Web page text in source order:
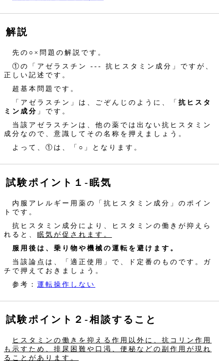
解説
先の○×問題の解説です。
①の「アゼラスチン --- 抗ヒスタミン成分」ですが、
正しい記述です。
超基本問題です。
「アゼラスチン」は、ごぞんじのように、「 抗ヒスタ
ミン成分 」です。
当該アゼラスチンは、他の薬では出ない抗ヒスタミン
成分なので、意識してその名称を押えましょう。
よって、①は、「○」となります。
試験ポイント１‐眠気
内服アレルギー用薬の「抗ヒスタミン成分」のポイン
トです。
抗ヒスタミン成分により、ヒスタミンの働きが抑えら
れると、 眠気が促されます。
服用後は、乗り物や機械の運転を避けます。
当該論点は、「適正使用」で、ド定番のものです。ガ
チで押えておきましょう。
参考： 運転操作しない
試験ポイント２‐相談すること
ヒスタミンの働きを抑える作用以外に、抗コリン作用
も示すため、排尿困難や口渇、便秘などの副作用が現れ
ることがあります。